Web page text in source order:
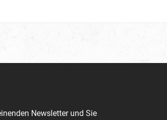
Newsletter und Sie